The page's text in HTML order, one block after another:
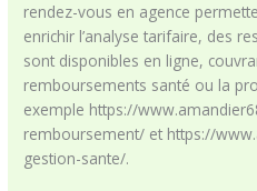
rendez-vous en agence
enrichir l’analyse tarifaire, des
sont disponibles en ligne,
remboursements santé ou la
exemple https://
remboursement/ et https://
gestion-sante/.